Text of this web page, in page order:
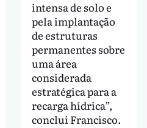
intensa de solo e
pela implantação
de estruturas
permanentes sobre
uma área
considerada
estratégica para a
recarga hídrica”,
conclui Francisco.